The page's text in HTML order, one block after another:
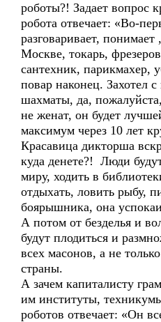
роботы?! Задает вопрос
робота отвечает: «Во-
разговаривает,
Москве, токарь,
сантехник, парикмахер,
повар наконец. Захотел
шахматы, да,
не женат, он будет
максимум через 10 лет
Красавица дикторша
куда денете?! Люди
миру, ходить в
отдыхать, ловить рыбу,
боярышника, она
А потом от безделья и
будут плодиться и
всех масонов, а не
страны.
А зачем капиталисту
им институты,
роботов отвечает: «Он